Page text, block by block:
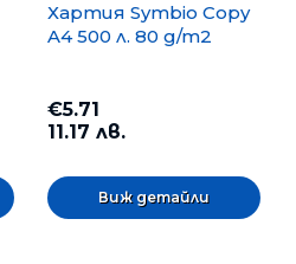
Хартия Symbio Copy
A4 500 л. 80 g/m2
€5.71
11.17 лв.
Виж детайли